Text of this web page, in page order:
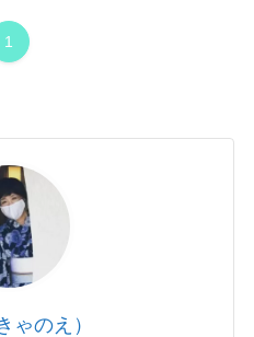
1
ゃのえ）